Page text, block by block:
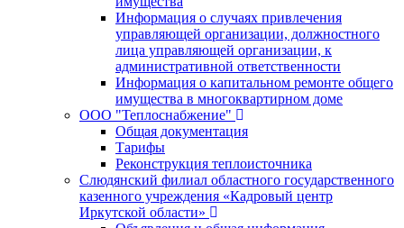
Информация о случаях привлечения
управляющей организации, должностного
лица управляющей организации, к
административной ответственности
Информация о капитальном ремонте общего
имущества в многоквартирном доме
ООО "Теплоснабжение"
Общая документация
Тарифы
Реконструкция теплоисточника
Слюдянский филиал областного государственного
казенного учреждения «Кадровый центр
Иркутской области»